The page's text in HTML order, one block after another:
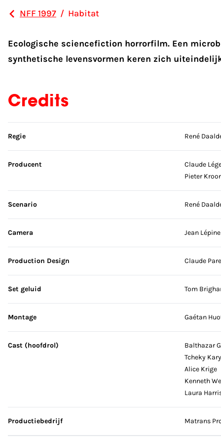
NFF 1997 / Habitat
Ecologische sciencefiction horrorfilm. Een
synthetische levensvormen keren zich
Credits
Sla credits over
Regie René
Producent
Claude
Pieter
Scenario René
Camera Jean Lépine
Production Design Claude Pare
Set geluid Tom
Montage Gaétan
Cast (hoofdrol)
Balthazar
Tcheky
Alice Krige
Kenneth
Laura
Productiebedrijf Matrans